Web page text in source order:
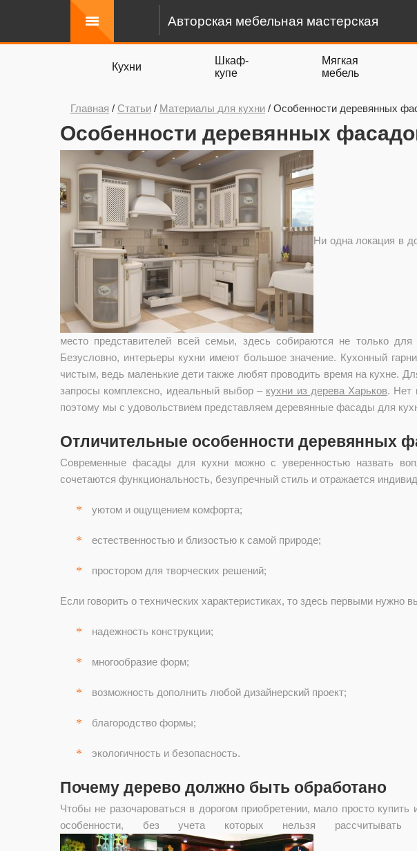
Авторская мебельная мастерская
Кухни
Шкаф-
купе
Мягкая
мебель
Главная / Статьи / Материалы для кухни / Особенности деревянных
Особенности деревянных
Ни одна локация в
место представителей всей семьи, здесь собираются не только
Безусловно, интерьеры кухни имеют большое значение. Кухонный
чистым, ведь маленькие дети также любят проводить время на кухне.
запросы комплексно, идеальный выбор – кухни из дерева Харьков. Нет
поэтому мы с удовольствием представляем деревянные фасады для
Отличительные особенности деревянных
Современные фасады для кухни можно с уверенностью назвать
сочетаются функциональность, безупречный стиль и отражается
уютом и ощущением комфорта;
естественностью и близостью к самой природе;
простором для творческих решений;
Если говорить о технических характеристиках, то здесь первыми нужно
надежность конструкции;
многообразие форм;
возможность дополнить любой дизайнерский проект;
благородство формы;
экологичность и безопасность.
Почему дерево должно быть обработано
Чтобы не разочароваться в дорогом приобретении, мало просто
особенности, без учета которых нельзя